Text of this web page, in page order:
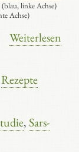
linke Achse)
Achse)
Weiterlesen
Rezepte
,Sars-